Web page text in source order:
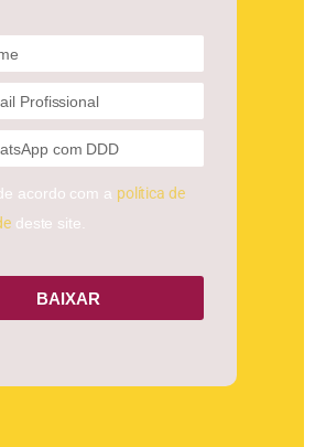
acordo com a política de
deste site.
BAIXAR